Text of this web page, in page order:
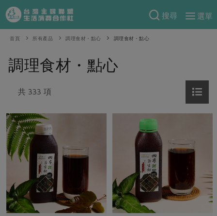
搜尋
選單
產品分類
一籃菜 當令水果
芽苗類
奶蛋豆・五穀
蛋
米麵雜糧
肉品・水產
食譜料理
麵食
肉食
海鮮
蔬食
蛋料理
把最好的台灣味帶回家！
防災用品預購圓滿結束
2026年端午節預購圓滿結束
更多預購活動
當季產品
觀點文章
主婦食堂 一籃菜真心話
社內大小事
產品故事 生活提案
樂齡生活 親子食育
關於合作社
認識合作社
關於我們
合作社組織
員工與求才
重要公告
首頁 所有產品 調理食材・點心 調理食材・點心
調理食材・點心
共 333 項